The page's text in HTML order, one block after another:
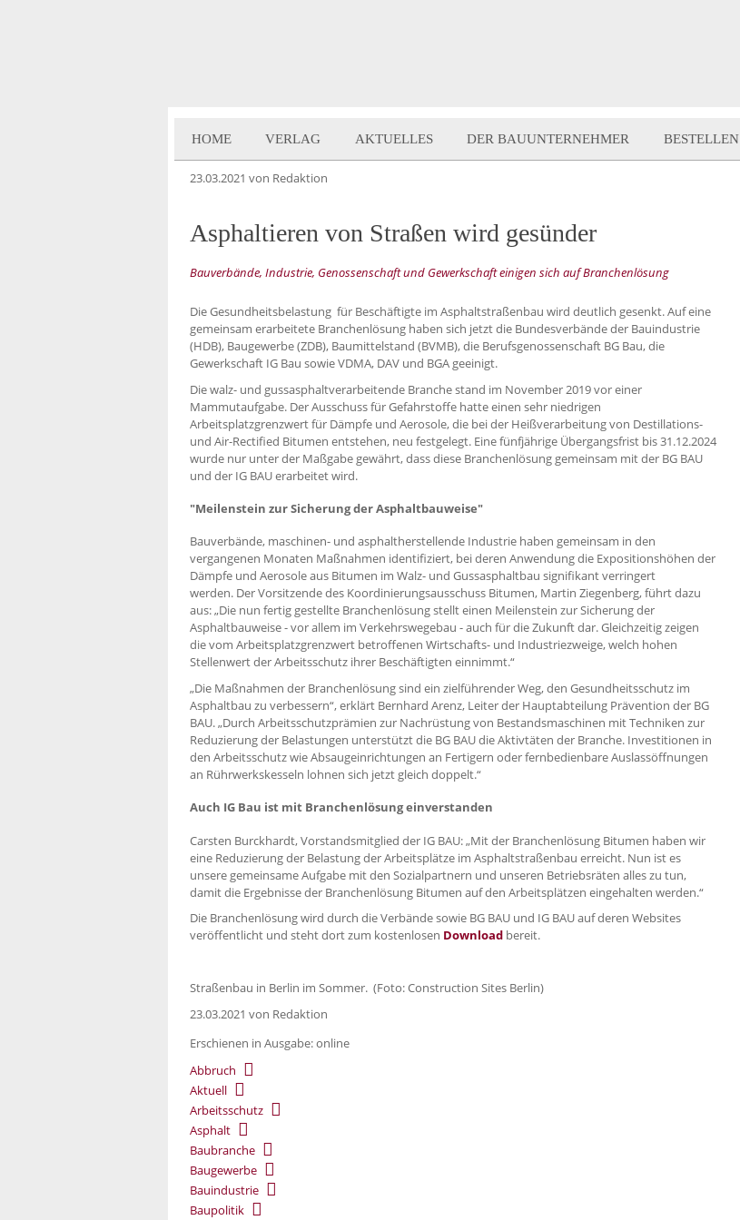
HOME VERLAG AKTUELLES DER BAUUNTERNEHMER BESTELLEN
23.03.2021 von Redaktion
Asphaltieren von Straßen wird gesünder
Bauverbände, Industrie, Genossenschaft und Gewerkschaft einigen sich auf Branchenlösung
Die Gesundheitsbelastung für Beschäftigte im Asphaltstraßenbau wird deutlich gesenkt. Auf eine
gemeinsam erarbeitete Branchenlösung haben sich jetzt die Bundesverbände der Bauindustrie
(HDB), Baugewerbe (ZDB), Baumittelstand (BVMB), die Berufsgenossenschaft BG Bau, die
Gewerkschaft IG Bau sowie VDMA, DAV und BGA geeinigt.
Die walz- und gussasphaltverarbeitende Branche stand im November 2019 vor einer
Mammutaufgabe. Der Ausschuss für Gefahrstoffe hatte einen sehr niedrigen
Arbeitsplatzgrenzwert für Dämpfe und Aerosole, die bei der Heißverarbeitung von Destillations-
und Air-Rectified Bitumen entstehen, neu festgelegt. Eine fünfjährige Übergangsfrist bis 31.12.2024
wurde nur unter der Maßgabe gewährt, dass diese Branchenlösung gemeinsam mit der BG BAU
und der IG BAU erarbeitet wird.
"Meilenstein zur Sicherung der Asphaltbauweise"
Bauverbände, maschinen- und asphaltherstellende Industrie haben gemeinsam in den
vergangenen Monaten Maßnahmen identifiziert, bei deren Anwendung die Expositionshöhen der
Dämpfe und Aerosole aus Bitumen im Walz- und Gussasphaltbau signifikant verringert
werden. Der Vorsitzende des Koordinierungsausschuss Bitumen, Martin Ziegenberg, führt dazu
aus: „Die nun fertig gestellte Branchenlösung stellt einen Meilenstein zur Sicherung der
Asphaltbauweise - vor allem im Verkehrswegebau - auch für die Zukunft dar. Gleichzeitig zeigen
die vom Arbeitsplatzgrenzwert betroffenen Wirtschafts- und Industriezweige, welch hohen
Stellenwert der Arbeitsschutz ihrer Beschäftigten einnimmt.“
„Die Maßnahmen der Branchenlösung sind ein zielführender Weg, den Gesundheitsschutz im
Asphaltbau zu verbessern“, erklärt Bernhard Arenz, Leiter der Hauptabteilung Prävention der BG
BAU. „Durch Arbeitsschutzprämien zur Nachrüstung von Bestandsmaschinen mit Techniken zur
Reduzierung der Belastungen unterstützt die BG BAU die Aktivtäten der Branche. Investitionen in
den Arbeitsschutz wie Absaugeinrichtungen an Fertigern oder fernbedienbare Auslassöffnungen
an Rührwerkskesseln lohnen sich jetzt gleich doppelt.“
Auch IG Bau ist mit Branchenlösung einverstanden
Carsten Burckhardt, Vorstandsmitglied der IG BAU: „Mit der Branchenlösung Bitumen haben wir
eine Reduzierung der Belastung der Arbeitsplätze im Asphaltstraßenbau erreicht. Nun ist es
unsere gemeinsame Aufgabe mit den Sozialpartnern und unseren Betriebsräten alles zu tun,
damit die Ergebnisse der Branchenlösung Bitumen auf den Arbeitsplätzen eingehalten werden.“
Die Branchenlösung wird durch die Verbände sowie BG BAU und IG BAU auf deren Websites
veröffentlicht und steht dort zum kostenlosen Download bereit.
Straßenbau in Berlin im Sommer. (Foto: Construction Sites Berlin)
23.03.2021 von Redaktion
Erschienen in Ausgabe: online
Abbruch
Aktuell
Arbeitsschutz
Asphalt
Baubranche
Baugewerbe
Bauindustrie
Baupolitik